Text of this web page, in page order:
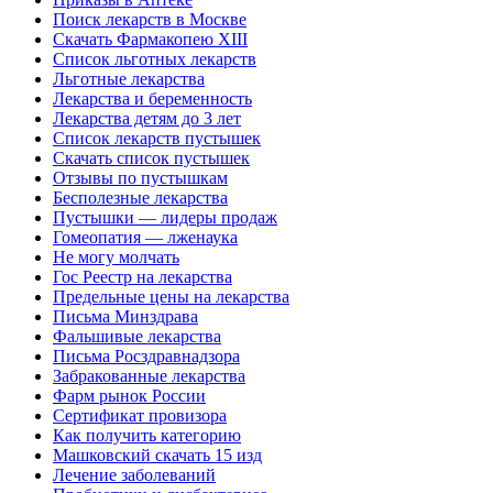
Поиск лекарств в Москве
Скачать Фармакопею XIII
Список льготных лекарств
Льготные лекарства
Лекарства и беременность
Лекарства детям до 3 лет
Список лекарств пустышек
Скачать список пустышек
Отзывы по пустышкам
Бесполезные лекарства
Пустышки — лидеры продаж
Гомеопатия — лженаука
Не могу молчать
Гос Реестр на лекарства
Предельные цены на лекарства
Письма Минздрава
Фальшивые лекарства
Письма Росздравнадзора
Забракованные лекарства
Фарм рынок России
Сертификат провизора
Как получить категорию
Машковский скачать 15 изд
Лечение заболеваний